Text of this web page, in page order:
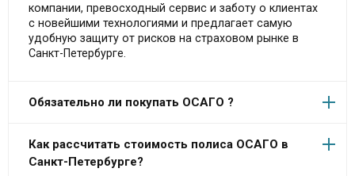
компании, превосходный сервис и заботу о клиентах
с новейшими технологиями и предлагает самую
удобную защиту от рисков на страховом рынке в
Санкт-Петербурге.
Обязательно ли покупать ОСАГО ?
Как рассчитать стоимость полиса ОСАГО в
Санкт-Петербурге?